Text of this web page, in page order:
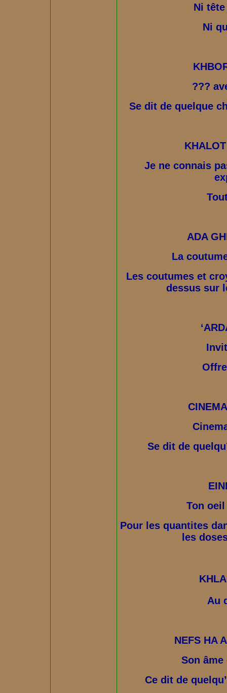
Ni
Ni
???
Se dit de quelque
Je ne connais
ADA
La
Les coutumes et
dessus sur
Se dit de
Ton
Pour les quantites
les
Au
NEFS HA
Son
Ce dit de